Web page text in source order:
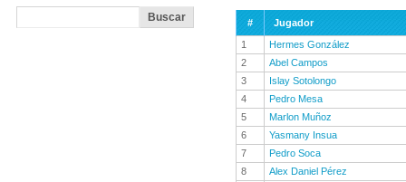
#
Jugador
1
Hermes González
2
Abel Campos
3
Islay Sotolongo
4
Pedro Mesa
5
Marlon Muñoz
6
Yasmany Insua
7
Pedro Soca
8
Alex Daniel Pérez